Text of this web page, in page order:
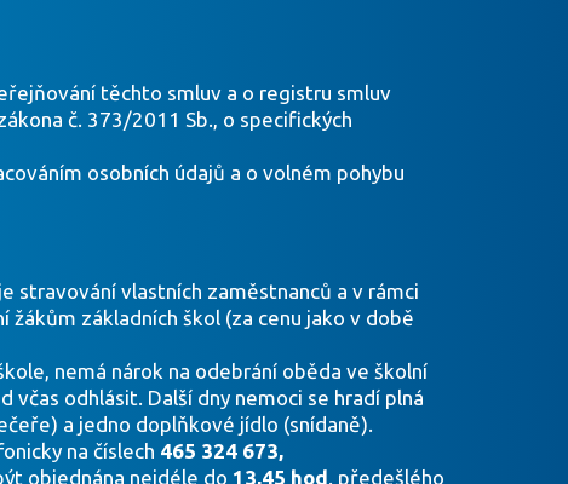
těchto smluv a o registru smluv
č. 373/2011 Sb., o specifických
osobních údajů a o volném pohybu
stravování vlastních zaměstnanců a v rámci
základních škol (za cenu jako v době
nemá nárok na odebrání oběda ve školní
odhlásit. Další dny nemoci se hradí plná
a jedno doplňkové jídlo (snídaně).
na číslech 465 324 673,
objednána nejdéle do 13,45 hod. předešlého